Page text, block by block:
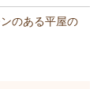
のある平屋の